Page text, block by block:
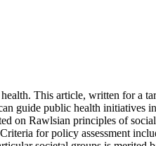
This article, written for a
guide public health initiatives
on Rawlsian principles of
for policy assessment